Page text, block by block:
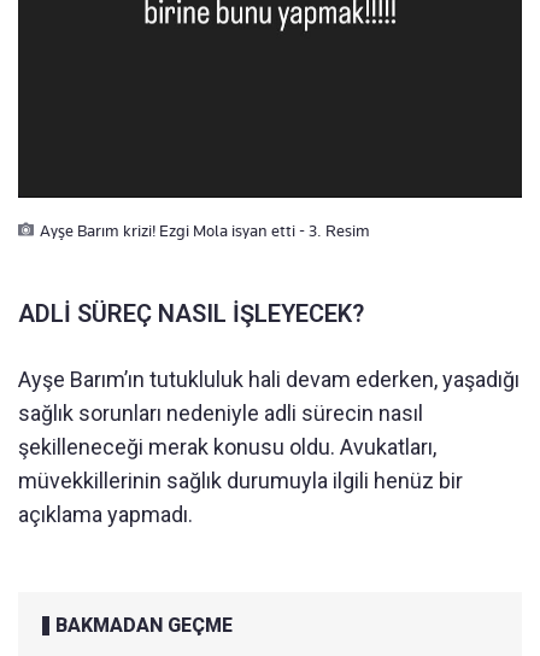
Ayşe Barım krizi! Ezgi Mola isyan etti - 3. Resim
ADLİ SÜREÇ NASIL İŞLEYECEK?
Ayşe Barım’ın tutukluluk hali devam ederken, yaşadığı
sağlık sorunları nedeniyle adli sürecin nasıl
şekilleneceği merak konusu oldu. Avukatları,
müvekkillerinin sağlık durumuyla ilgili henüz bir
açıklama yapmadı.
BAKMADAN GEÇME